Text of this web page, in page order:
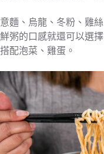
意麵、烏龍、冬粉、雞
鮮粥的口感就還可以選
搭配泡菜、雞蛋。